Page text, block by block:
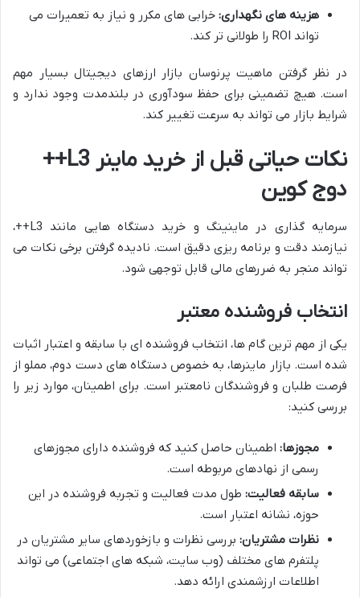
هزینه های نگهداری: خرابی های مکرر و نیاز به تعمیرات می
تواند ROI را طولانی تر کند.
در نظر گرفتن ماهیت پرنوسان بازار ارزهای دیجیتال بسیار مهم
است. هیچ تضمینی برای حفظ سودآوری در بلندمدت وجود ندارد و
شرایط بازار می تواند به سرعت تغییر کند.
نکات حیاتی قبل از خرید ماینر L3++
دوج کوین
سرمایه گذاری در ماینینگ و خرید دستگاه هایی مانند L3++،
نیازمند دقت و برنامه ریزی دقیق است. نادیده گرفتن برخی نکات می
تواند منجر به ضررهای مالی قابل توجهی شود.
انتخاب فروشنده معتبر
یکی از مهم ترین گام ها، انتخاب فروشنده ای با سابقه و اعتبار اثبات
شده است. بازار ماینرها، به خصوص دستگاه های دست دوم، مملو از
فرصت طلبان و فروشندگان نامعتبر است. برای اطمینان، موارد زیر را
بررسی کنید:
مجوزها: اطمینان حاصل کنید که فروشنده دارای مجوزهای
رسمی از نهادهای مربوطه است.
سابقه فعالیت: طول مدت فعالیت و تجربه فروشنده در این
حوزه، نشانه اعتبار است.
نظرات مشتریان: بررسی نظرات و بازخوردهای سایر مشتریان در
پلتفرم های مختلف (وب سایت، شبکه های اجتماعی) می تواند
اطلاعات ارزشمندی ارائه دهد.